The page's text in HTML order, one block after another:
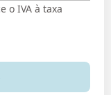
o IVA à taxa